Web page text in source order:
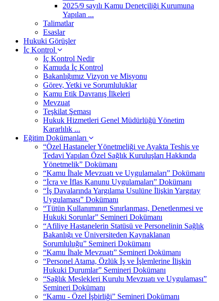
2025/9 sayılı Kamu Denetçiliği Kurumuna
Yapılan ...
Talimatlar
Esaslar
Hukuki Görüşler
İç Kontrol
İç Kontrol Nedir
Kamuda İç Kontrol
Bakanlığımız Vizyon ve Misyonu
Görev, Yetki ve Sorumluluklar
Kamu Etik Davranış İlkeleri
Mevzuat
Teşkilat Şeması
Hukuk Hizmetleri Genel Müdürlüğü Yönetim
Kararlılık ...
Eğitim Dokümanları
“Özel Hastaneler Yönetmeliği ve Ayakta Teshis ve
Tedavi Yapılan Özel Sağlık Kuruluşları Hakkında
Yönetmelik” Dokümanı
“Kamu İhale Mevzuatı ve Uygulamaları” Dokümanı
“İcra ve İflas Kanunu Uygulamaları” Dokümanı
“İş Davalarında Yargılama Usulüne İlişkin Yargıtay
Uygulaması” Dokümanı
“Tütün Kullanımının Sınırlanması, Denetlenmesi ve
Hukuki Sorunlar” Semineri Dokümanı
“Afiliye Hastanelerin Statüsü ve Personelinin Sağlık
Bakanlığı ve Üniversiteden Kaynaklanan
Sorumluluğu” Semineri Dokümanı
“Kamu İhale Mevzuatı” Semineri Dokümanı
“Personel Atama, Özlük İş ve İşlemlerine İlişkin
Hukuki Durumlar” Semineri Dokümanı
“Sağlık Meslekleri Kurulu Mevzuatı ve Uygulaması”
Semineri Dokümanı
“Kamu - Özel İşbirliği” Semineri Dokümanı